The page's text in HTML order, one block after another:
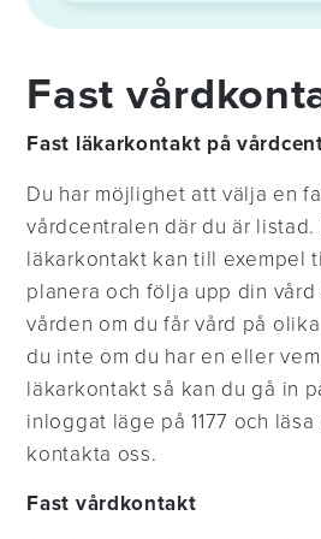
Fast
Fast läkarkontakt på
Du har möjlighet att välja en
vårdcentralen där du är listad.
läkarkontakt kan till exempel
planera och följa upp din vård
vården om du får vård på
du inte om du har en eller
läkarkontakt så kan du gå in
inloggat läge på 1177 och
kontakta oss.
Fast vårdkontakt